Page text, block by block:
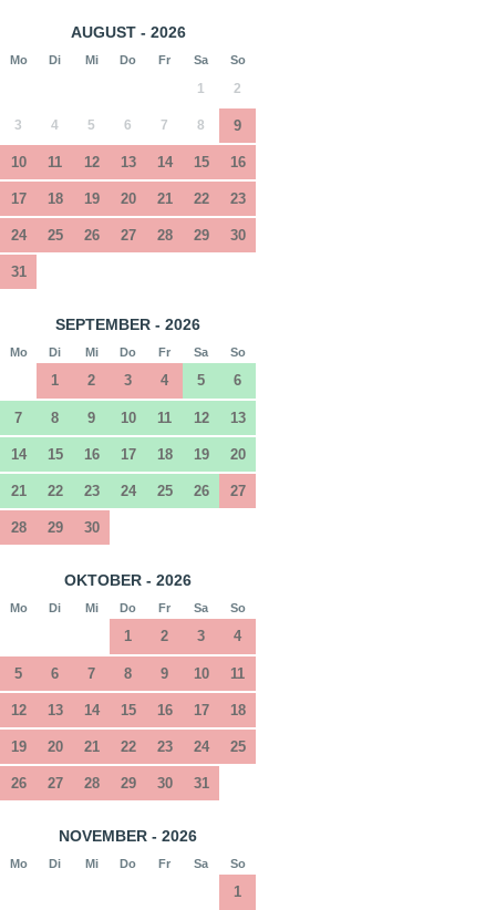
AUGUST - 2026
Mo Di Mi Do Fr Sa So
1 2
3 4 5 6 7 8 9
10 11 12 13 14 15 16
17 18 19 20 21 22 23
24 25 26 27 28 29 30
31
SEPTEMBER - 2026
Mo Di Mi Do Fr Sa So
1 2 3 4 5 6
7 8 9 10 11 12 13
14 15 16 17 18 19 20
21 22 23 24 25 26 27
28 29 30
OKTOBER - 2026
Mo Di Mi Do Fr Sa So
1 2 3 4
5 6 7 8 9 10 11
12 13 14 15 16 17 18
19 20 21 22 23 24 25
26 27 28 29 30 31
NOVEMBER - 2026
Mo Di Mi Do Fr Sa So
1